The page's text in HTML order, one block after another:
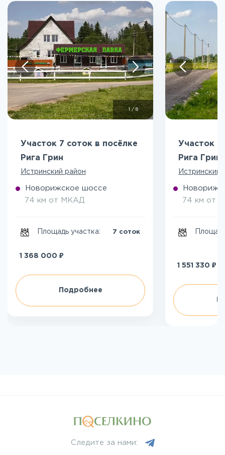
1/8
Участок 7 соток в посёлке
Рига Грин
Истринский район
Новорижское шоссе
74 км от МКАД
Площадь участка: 7 соток
1 368 000 ₽
Подробнее
Участок 8
Рига Грин
Истринский
74 км от
1 551 330 ₽
Следите за нами: